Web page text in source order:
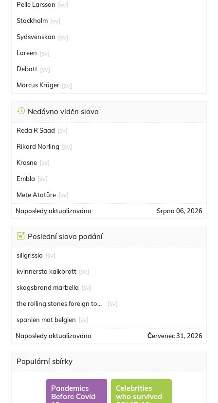
Pelle Larsson [sv]
Stockholm [sv]
Sydsvenskan [sv]
Loreen [sv]
Debatt [sv]
Marcus Krüger [sv]
Nedávno viděn slova
Reda R Saad [sv]
Rikard Norling [sv]
Krasne [sv]
Embla [sv]
Mete Atatüre [sv]
Naposledy aktualizováno Srpna 06, 2026
Poslední slovo podání
sillgrissla [sv]
kvinnersta kalkbrott [sv]
skogsbrand marbella [sv]
the rolling stones foreign tongues [sv]
spanien mot belgien [sv]
Naposledy aktualizováno Červenec 31, 2026
Populární sbírky
Pandemics
Before Covid
Celebrities
who survived